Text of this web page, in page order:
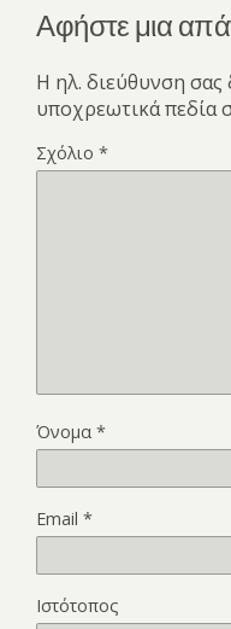
Αφήστε μια
Η ηλ. διεύθυνση σας
υποχρεωτικά πεδία
Σχόλιο *
Όνομα *
Email *
Ιστότοπος